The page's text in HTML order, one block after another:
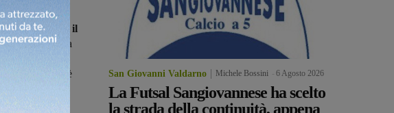
Campogialli e il
Punto e una
portata
vettura è
San Giovanni Valdarno Michele Bossini 6 Agosto 2026
La Futsal Sangiovannese ha scelto
la strada della continuità, appena